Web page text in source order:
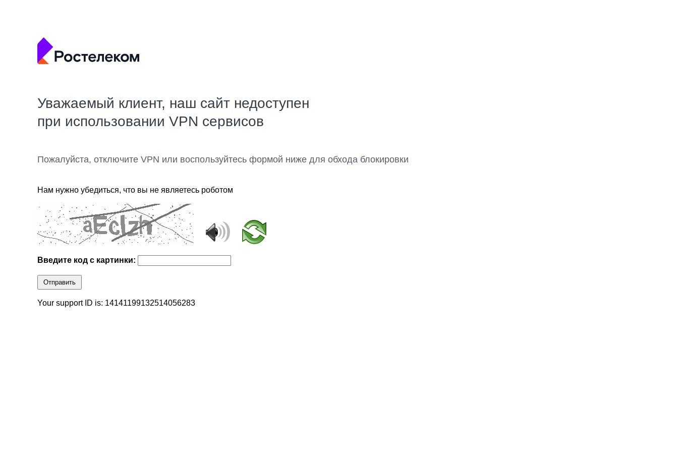
Уважаемый клиент, наш сайт недоступен
при использовании VPN сервисов
Пожалуйста, отключите VPN или воспользуйтесь формой ниже для обхода блокировки
Нам нужно убедиться, что вы не являетесь роботом
Введите код с картинки:
Отправить
Your support ID is: 14141199132514056283